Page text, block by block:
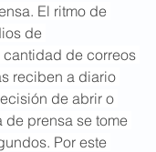
El ritmo de
de
de correos
reciben a diario
de abrir o
de prensa se tome
Por este